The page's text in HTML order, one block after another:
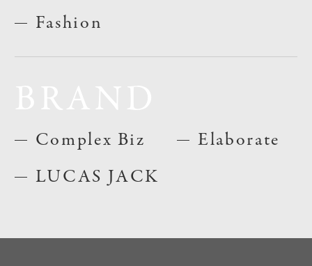
Fashion
Complex Biz
LUCAS JACK
Elaborate